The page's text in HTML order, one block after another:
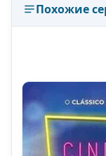
Похожие